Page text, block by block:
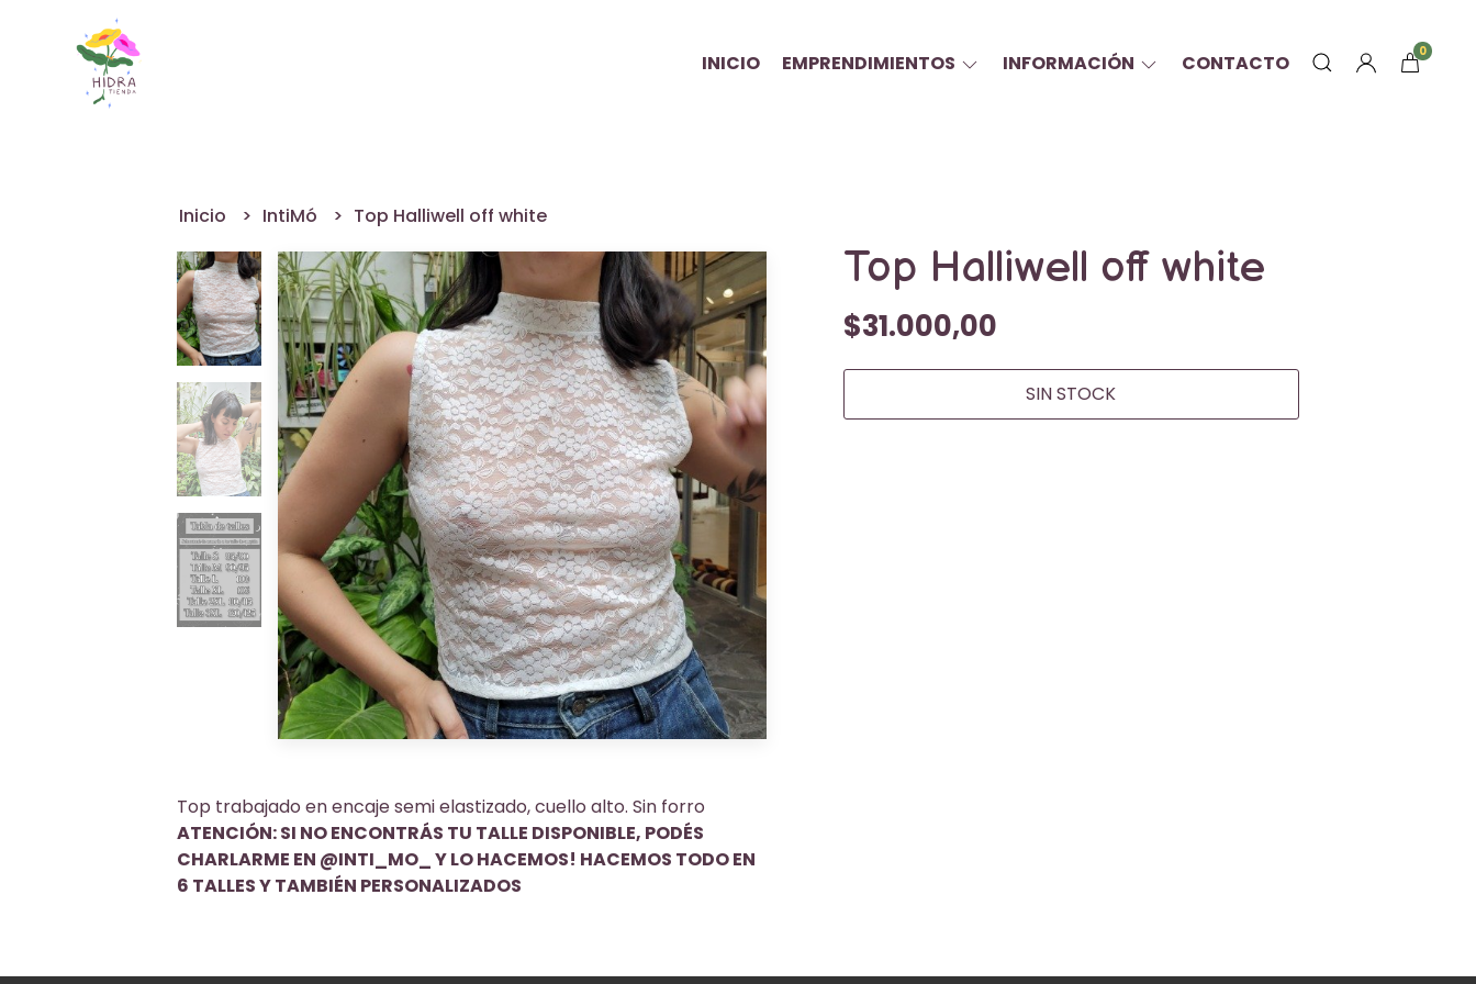
INICIO EMPRENDIMIENTOS INFORMACIÓN CONTACTO 0
Inicio IntiMó Top Halliwell off white
Top trabajado en encaje semi elastizado, cuello alto. Sin forro
ATENCIÓN: SI NO ENCONTRÁS TU TALLE DISPONIBLE, PODÉS
CHARLARME EN @INTI_MO_ Y LO HACEMOS! HACEMOS TODO EN
6 TALLES Y TAMBIÉN PERSONALIZADOS
Top Halliwell off white
$31.000,00
SIN STOCK